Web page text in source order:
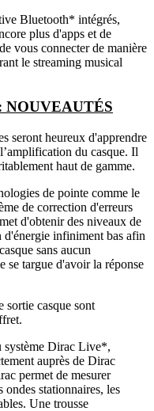
Bluetooth* intégrés,
plus d'apps et de
vous connecter de manière
le streaming musical
NOUVEAUTÉS
seront heureux d'apprendre
du casque. Il
haut de gamme.
de pointe comme le
de correction d'erreurs
d'obtenir des niveaux de
infiniment bas afin
sans aucun
se targue d'avoir la réponse
sortie casque sont
système Dirac Live*,
auprès de Dirac
permet de mesurer
ondes stationnaires, les
Une trousse